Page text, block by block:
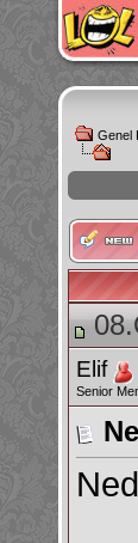
Genel
instagram
izlenme
hilesi
Elif
Senior